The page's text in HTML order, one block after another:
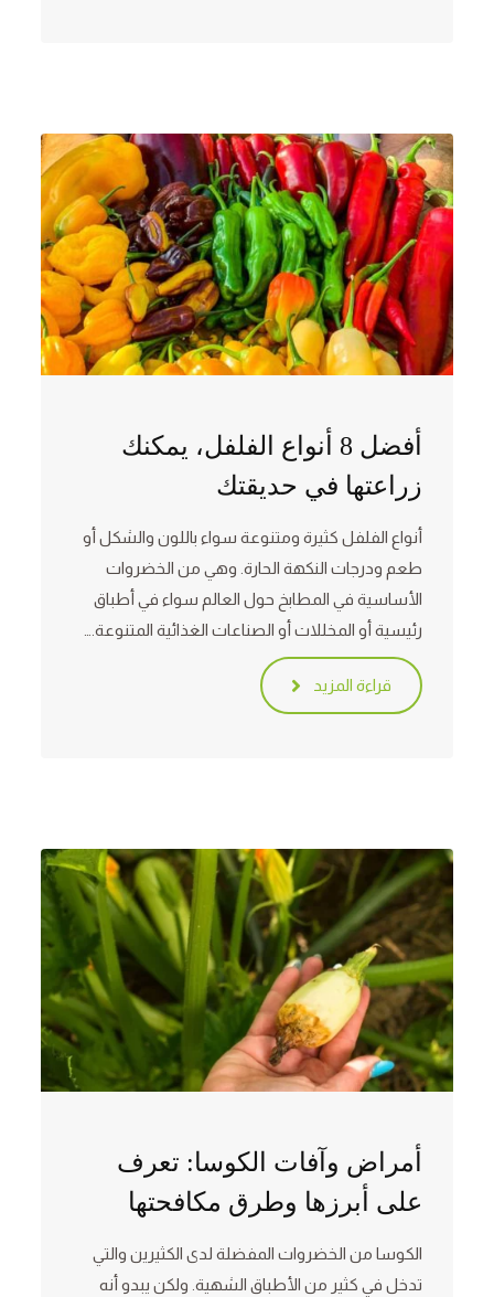
أفضل 8 أنواع الفلفل، يمكنك
زراعتها في حديقتك
أنواع الفلفل كثيرة ومتنوعة سواء باللون والشكل أو
طعم ودرجات النكهة الحارة. وهي من الخضروات
الأساسية في المطابخ حول العالم سواء في أطباق
رئيسية أو المخللات أو الصناعات الغذائية المتنوعة.…
قراءة المزيد
أمراض وآفات الكوسا: تعرف
على أبرزها وطرق مكافحتها
الكوسا من الخضروات المفضلة لدى الكثيرين والتي
تدخل في كثير من الأطباق الشهية. ولكن يبدو أنه